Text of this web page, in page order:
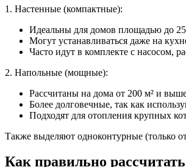
1. Настенные (компактные):
Идеальны для домов площадью до
Могут устанавливаться даже на
Часто идут в комплекте с насосом,
2. Напольные (мощные):
Рассчитаны на дома от 200 м² и
Более долговечные, так как
Подходят для отопления крупных
Также выделяют одноконтурные (только
Как правильно